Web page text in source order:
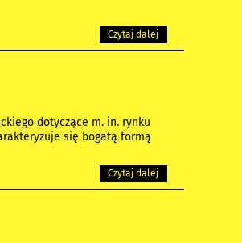
Czytaj dalej
dotyczące m. in. rynku
się bogatą formą
Czytaj dalej